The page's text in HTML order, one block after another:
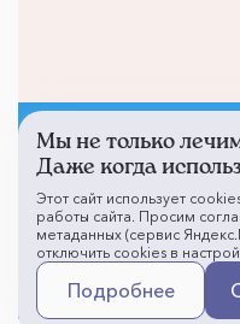
Не смогли
врачу?
Написать о
Мы не только
Даже когда
Этот сайт использует
работы сайта. Просим
метаданных (сервис
отключить cookies в
Подробнее